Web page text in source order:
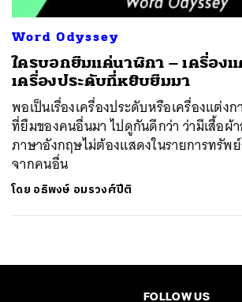
Word Odyssey
ใครบอกยืมแค่นาฬิกา – เครื่อง
เครื่องประดับที่หยิบยืมมา
พอเป็นเรื่องเครื่องประดับหรือเครื่องแต่ง
ที่ยืมของคนอื่นมา ไปดูกันดีกว่า ว่ามีเสื้อ
ภาษาอังกฤษไม่ต้องแสดงในรายการทรัพ
จากคนอื่น
โดย อธิพงษ์ อมรวงศ์ปีติ
FOLLOW US
TWEET LINE